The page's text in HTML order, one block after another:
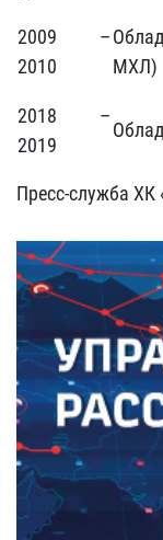
2009 –
2010
МХЛ)
2018 –
2019
Пресс-служба ХК